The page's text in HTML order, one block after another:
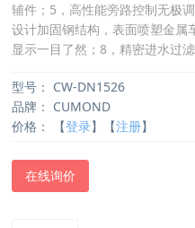
辅件；5，高性能旁路控制无极
设计加固钢结构，表面喷塑金属
显示一目了然；8，精密进水过
型号： CW-DN1526
品牌： CUMOND
价格：
【登录】【注册】
在线询价